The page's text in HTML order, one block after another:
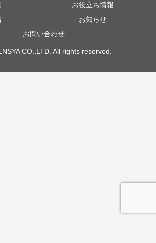
お役立ち情報
お知らせ
お問い合わせ
CO.,LTD. All rights reserved.